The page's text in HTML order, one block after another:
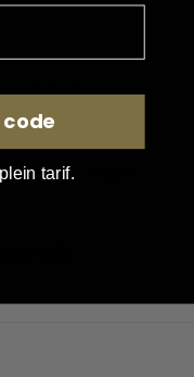
:POLO
:
code
tarif.